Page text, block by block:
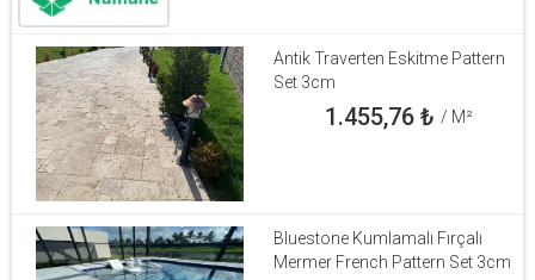
Antik Traverten Eskitme Pattern
Set 3cm
1.455,76₺ / M²
Bluestone Kumlamalı Fırçalı
Mermer French Pattern Set 3cm